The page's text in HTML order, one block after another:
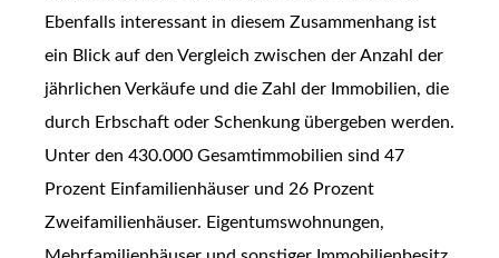
Ebenfalls interessant in diesem Zusammenhang ist
ein Blick auf den Vergleich zwischen der Anzahl der
jährlichen Verkäufe und die Zahl der Immobilien, die
durch Erbschaft oder Schenkung übergeben werden.
Unter den 430.000 Gesamtimmobilien sind 47
Prozent Einfamilienhäuser und 26 Prozent
Zweifamilienhäuser. Eigentumswohnungen,